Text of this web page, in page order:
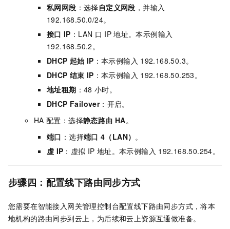
私网网段 ：选择自定义网段 ，并输入
192.168.50.0/24。
接口 IP ：LAN 口 IP 地址。本示例输入
192.168.50.2。
DHCP 起始 IP ：本示例输入 192.168.50.3。
DHCP 结束 IP ：本示例输入 192.168.50.253。
地址租期 ：48 小时。
DHCP Failover：开启。
HA 配置：选择静态路由 HA。
端口 ：选择端口 4（LAN） 。
虚 IP ：虚拟 IP 地址。本示例输入 192.168.50.254。
步骤四：配置线下路由同步方式
您需要在智能接入网关管理控制台配置线下路由同步方式，将本
地机构的路由同步到云上，为后续和云上资源互通做准备。